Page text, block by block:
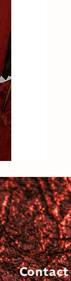
Contact